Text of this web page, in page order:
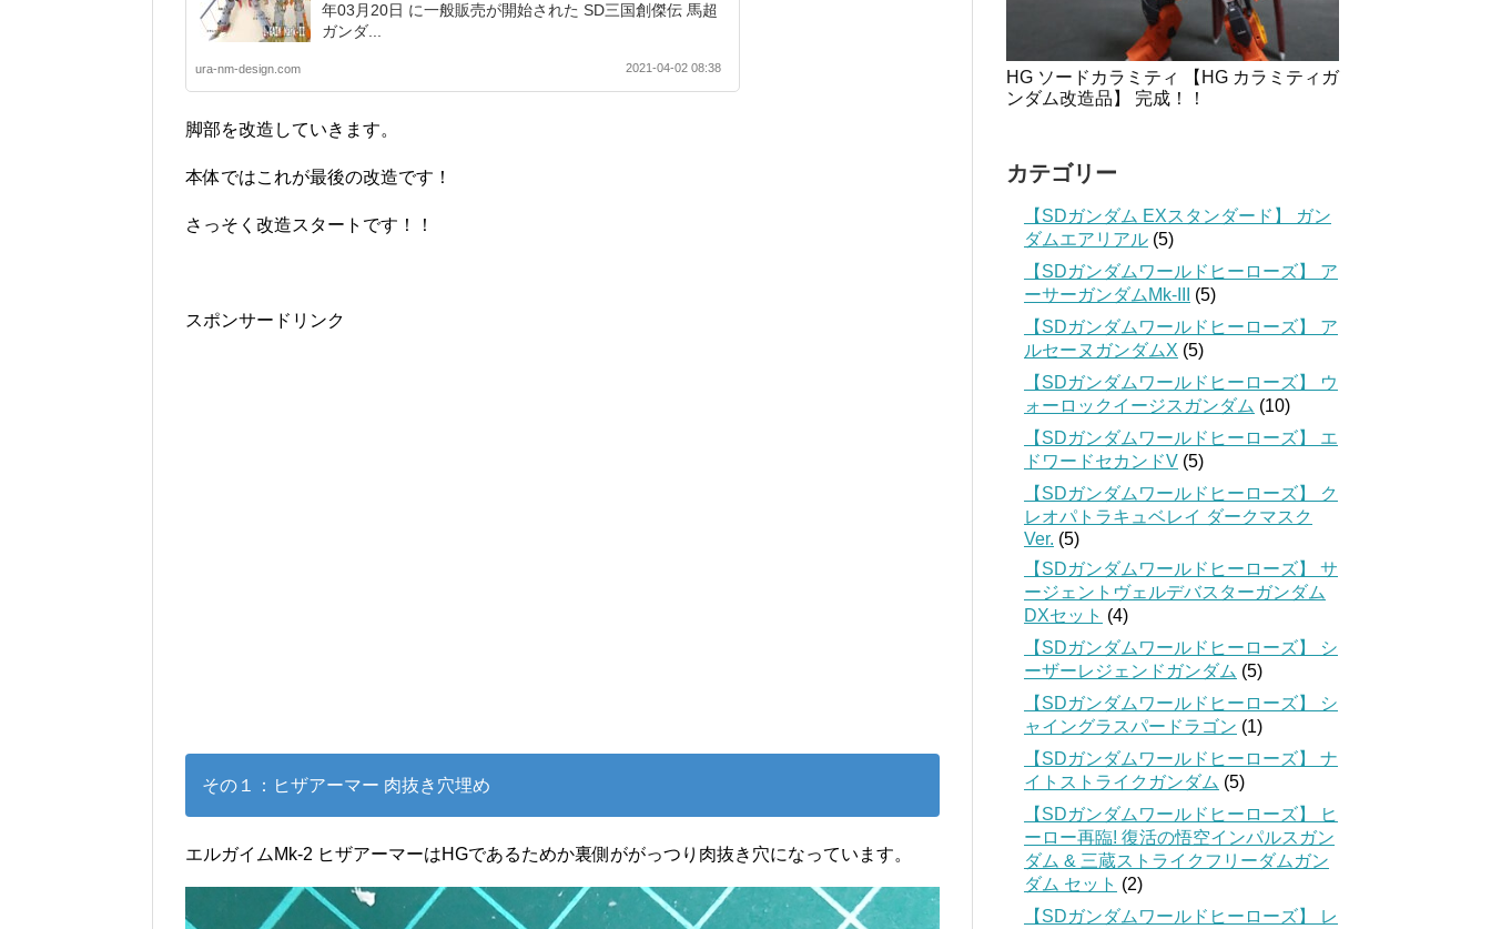
年03月20日 に一般販売が開始された SD三国創傑伝 馬超
ガンダ...
ura-nm-design.com 2021-04-02 08:38
脚部を改造していきます。
本体ではこれが最後の改造です！
さっそく改造スタートです！！
スポンサードリンク
その１：ヒザアーマー 肉抜き穴埋め
エルガイムMk-2 ヒザアーマーはHGであるためか裏側ががっつり肉抜き穴になっています。
HG ソードカラミティ 【HG カラミティガ
ンダム改造品】 完成！！
カテゴリー
【SDガンダム EXスタンダード】 ガン
ダムエアリアル (5)
【SDガンダムワールドヒーローズ】 ア
ーサーガンダムMk-III
(5)
【SDガンダムワールドヒーローズ】 ア
ルセーヌガンダムX (5)
【SDガンダムワールドヒーローズ】 ウ
ォーロックイージスガンダム (10)
【SDガンダムワールドヒーローズ】 エ
ドワードセカンドV (5)
【SDガンダムワールドヒーローズ】 ク
レオパトラキュベレイ ダークマスク
Ver. (5)
【SDガンダムワールドヒーローズ】 サ
ージェントヴェルデバスターガンダム
DXセット (4)
【SDガンダムワールドヒーローズ】 シ
ーザーレジェンドガンダム (5)
【SDガンダムワールドヒーローズ】 シ
ャイングラスパードラゴン (1)
【SDガンダムワールドヒーローズ】 ナ
イトストライクガンダム (5)
【SDガンダムワールドヒーローズ】 ヒ
ーロー再臨! 復活の悟空インパルスガン
ダム & 三蔵ストライクフリーダムガン
ダム セット (2)
【SDガンダムワールドヒーローズ】 レ